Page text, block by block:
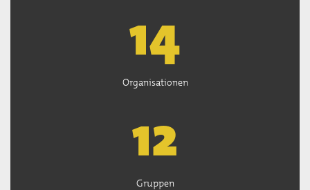
14
Organisationen
13
Gruppen